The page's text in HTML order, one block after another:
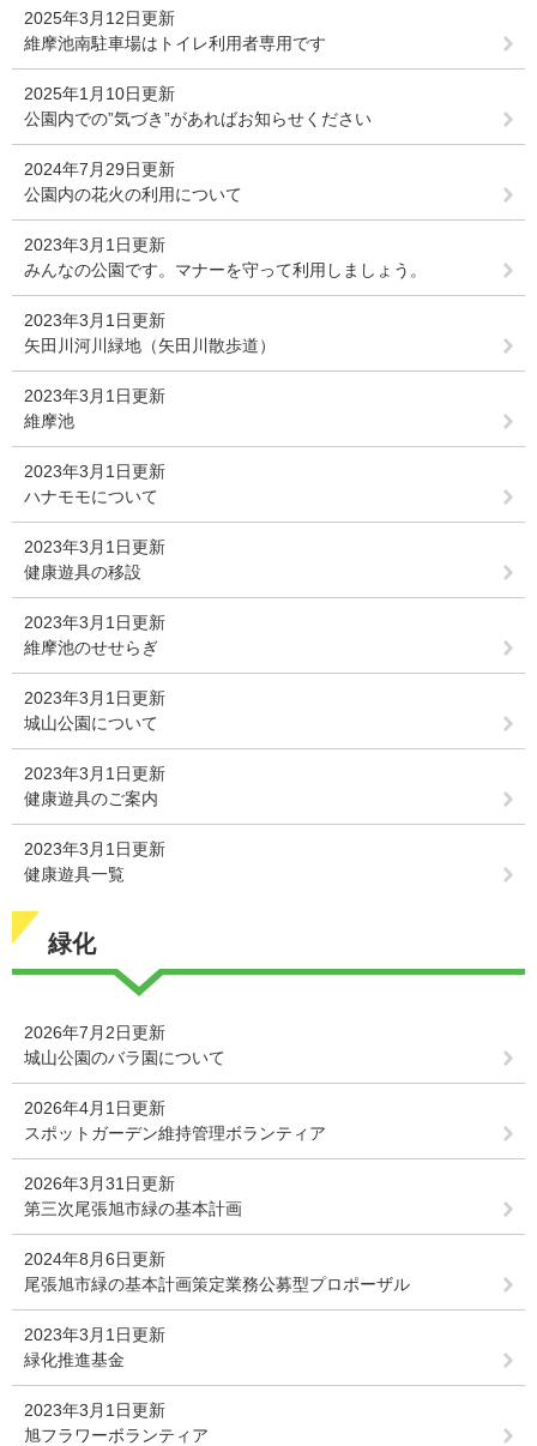
2025年3月12日更新
維摩池南駐車場はトイレ利用者専用です
2025年1月10日更新
公園内での”気づき”があればお知らせください
2024年7月29日更新
公園内の花火の利用について
2023年3月1日更新
みんなの公園です。マナーを守って利用しましょう。
2023年3月1日更新
矢田川河川緑地（矢田川散歩道）
2023年3月1日更新
維摩池
2023年3月1日更新
ハナモモについて
2023年3月1日更新
健康遊具の移設
2023年3月1日更新
維摩池のせせらぎ
2023年3月1日更新
城山公園について
2023年3月1日更新
健康遊具のご案内
2023年3月1日更新
健康遊具一覧
緑化
2026年7月2日更新
城山公園のバラ園について
2026年4月1日更新
スポットガーデン維持管理ボランティア
2026年3月31日更新
第三次尾張旭市緑の基本計画
2024年8月6日更新
尾張旭市緑の基本計画策定業務公募型プロポーザル
2023年3月1日更新
緑化推進基金
2023年3月1日更新
旭フラワーボランティア